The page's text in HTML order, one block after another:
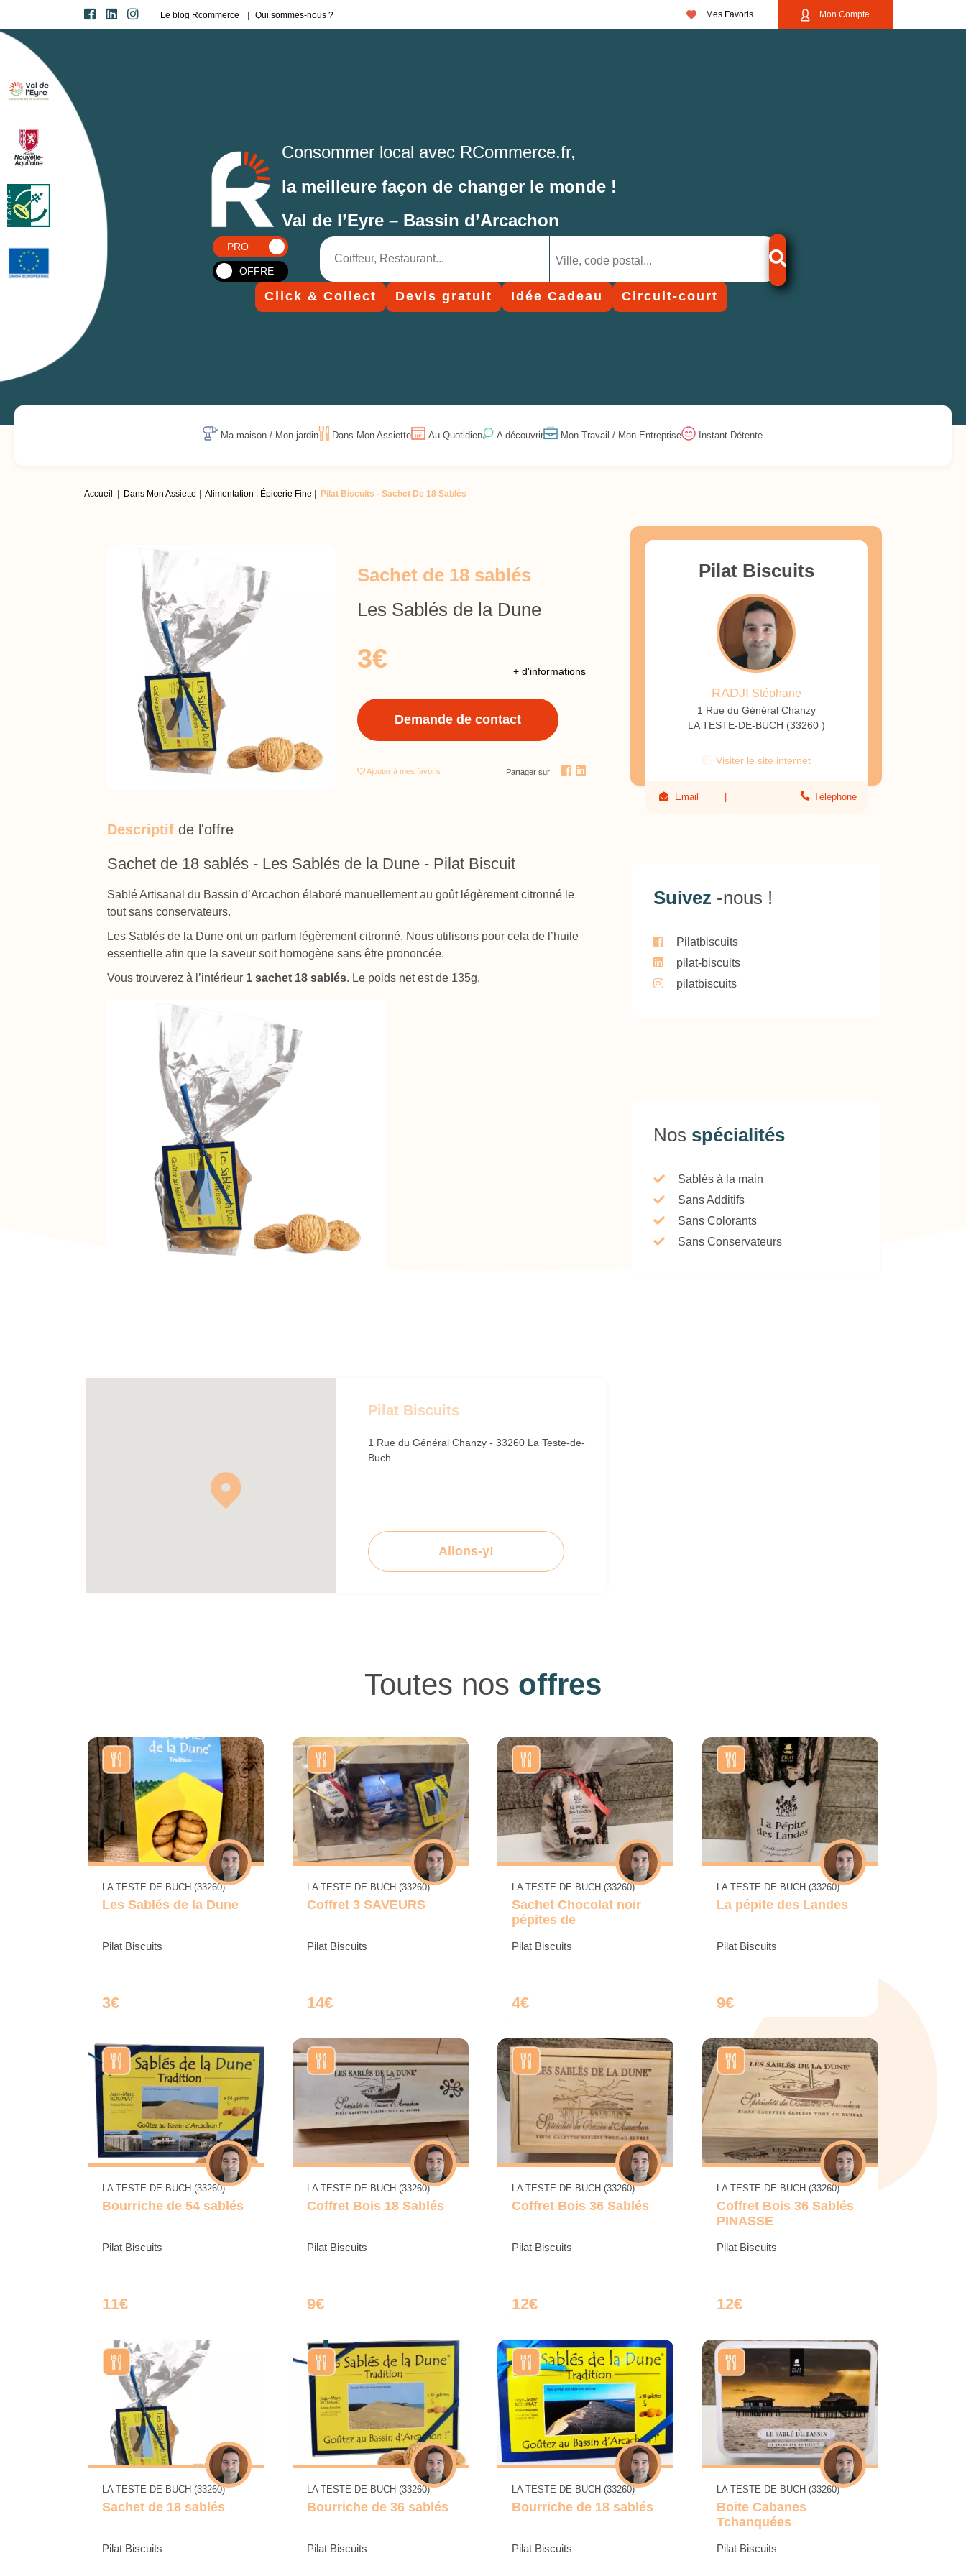
Le blog Rcommerce Qui sommes-nous ? Mes Favoris Mon Compte
Consommer local avec RCommerce.fr,
la meilleure façon de changer le monde !
Val de l’Eyre – Bassin d’Arcachon
PRO
OFFRE
Click & Collect Devis gratuit Idée Cadeau Circuit-court
Ma maison / Mon jardin Dans Mon Assiette Au Quotidien A découvrir Mon Travail / Mon Entreprise Instant Détente
Accueil Dans Mon Assiette Alimentation | Épicerie Fine Pilat Biscuits -Sachet De 18 Sablés
Sachet de 18 sablés
Les Sablés de la Dune
3€ + d'informations
Demande de contact
Ajouter à mes favoris Partager sur
Descriptif de l'offre
Sachet de 18 sablés - Les Sablés de la Dune - Pilat Biscuit
Sablé Artisanal du Bassin d’Arcachon élaboré manuellement au goût légèrement citronné le
tout sans conservateurs.
Les Sablés de la Dune ont un parfum légèrement citronné. Nous utilisons pour cela de l’huile
essentielle afin que la saveur soit homogène sans être prononcée.
Vous trouverez à l’intérieur 1 sachet 18 sablés. Le poids net est de 135g.
Pilat Biscuits
1 Rue du Général Chanzy - 33260 La Teste-de-
Buch
Allons-y!
Pilat Biscuits
RADJI Stéphane
1 Rue du Général Chanzy
LA TESTE-DE-BUCH (33260 )
Visiter le site internet
Email Téléphone
Suivez -nous !
Pilatbiscuits
pilat-biscuits
pilatbiscuits
Nos spécialités
Sablés à la main
Sans Additifs
Sans Colorants
Sans Conservateurs
Toutes nos offres
LA TESTE DE BUCH (33260)
Les Sablés de la Dune
Pilat Biscuits
3€
LA TESTE DE BUCH (33260)
Coffret 3 SAVEURS
Pilat Biscuits
14€
LA TESTE DE BUCH (33260)
Sachet Chocolat noir
pépites de
Pilat Biscuits
4€
LA TESTE DE BUCH (33260)
La pépite des Landes
Pilat Biscuits
9€
LA TESTE DE BUCH (33260)
Bourriche de 54 sablés
Pilat Biscuits
11€
LA TESTE DE BUCH (33260)
Coffret Bois 18 Sablés
Pilat Biscuits
9€
LA TESTE DE BUCH (33260)
Coffret Bois 36 Sablés
Pilat Biscuits
12€
LA TESTE DE BUCH (33260)
Coffret Bois 36 Sablés
PINASSE
Pilat Biscuits
12€
LA TESTE DE BUCH (33260)
Sachet de 18 sablés
Pilat Biscuits
LA TESTE DE BUCH (33260)
Bourriche de 36 sablés
Pilat Biscuits
LA TESTE DE BUCH (33260)
Bourriche de 18 sablés
Pilat Biscuits
LA TESTE DE BUCH (33260)
Boite Cabanes
Tchanquées
Pilat Biscuits